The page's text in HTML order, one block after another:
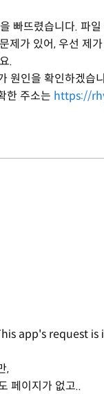
빠뜨렸습니다. 파
제가 있어, 우선 제
.
원인을 확인하겠습
한 주소는 https://
app's request is
,
페이지가 없고..